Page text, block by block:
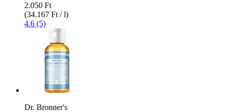
2.050 Ft
(34.167 Ft / l)
4.6 (5)
Dr. Bronner's